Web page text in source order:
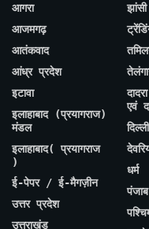
आगरा
आजमगढ़
आतंकवाद
आंध्र प्रदेश
इटावा
इलाहाबाद (प्रयागराज)
मंडल
इलाहाबाद( प्रयागराज
)
ई-पेपर / ई-मैगज़ीन
उत्तर प्रदेश
उत्तराखंड
झांसी
एवं
दिल्ली
धर्म
पंजाब